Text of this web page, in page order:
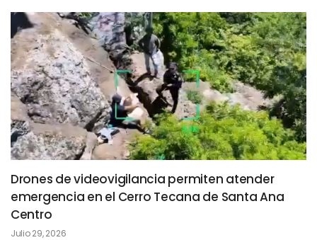
Drones de videovigilancia permiten atender
emergencia en el Cerro Tecana de Santa Ana
Centro
Julio 29, 2026